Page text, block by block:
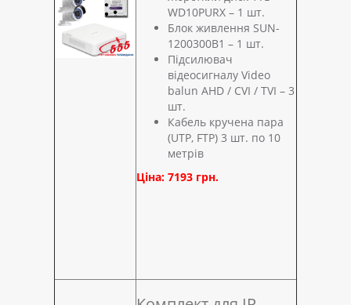
WD10PURX – 1 шт.
Блок живлення SUN-
1200300B1 – 1 шт.
Підсилювач
відеосигналу Video
balun AHD / CVI / TVI – 3
шт.
Кабель кручена пара
(UTP, FTP) 3 шт. по 10
метрів
Ціна: 7193 грн.